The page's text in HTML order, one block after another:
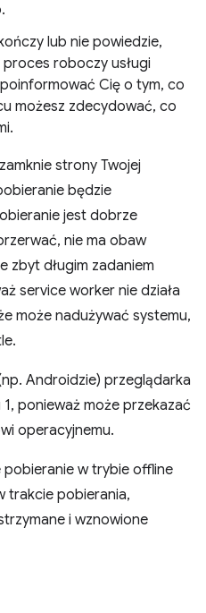
lub nie powiedzie,
roboczy usługi
Cię o tym, co
możesz zdecydować, co
strony Twojej
będzie
jest dobrze
nie ma obaw
zbyt długim zadaniem
service worker nie działa
może nadużywać systemu,
Androidzie) przeglądarka
ponieważ może przekazać
operacyjnemu.
w trybie offline
trakcie pobierania,
i wznowione